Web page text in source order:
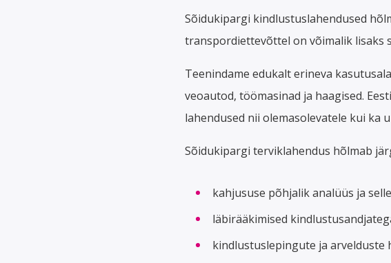
Sõidukipargi kindlustuslahendused
transpordiettevõttel on võimalik lisaks
Teenindame edukalt erineva
veoautod, töömasinad ja haagised.
lahendused nii olemasolevatele kui ka
Sõidukipargi terviklahendus hõlmab
kahjususe põhjalik analüüs ja
läbirääkimised
kindlustuslepingute ja arvelduste